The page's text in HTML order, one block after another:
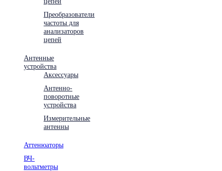
Преобразователи
частоты для
анализаторов
цепей
Антенные
устройства
Аксессуары
Антенно-
поворотные
устройства
Измерительные
антенны
Аттенюаторы
ВЧ-
вольтметры